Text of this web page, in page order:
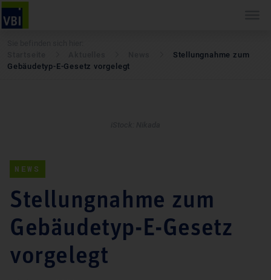
Stellungnahme zum
Gebäudetyp-E-Gesetz vorgelegt
NEWS
Stellungnahme zum
Gebäudetyp-E-Gesetz
vorgelegt